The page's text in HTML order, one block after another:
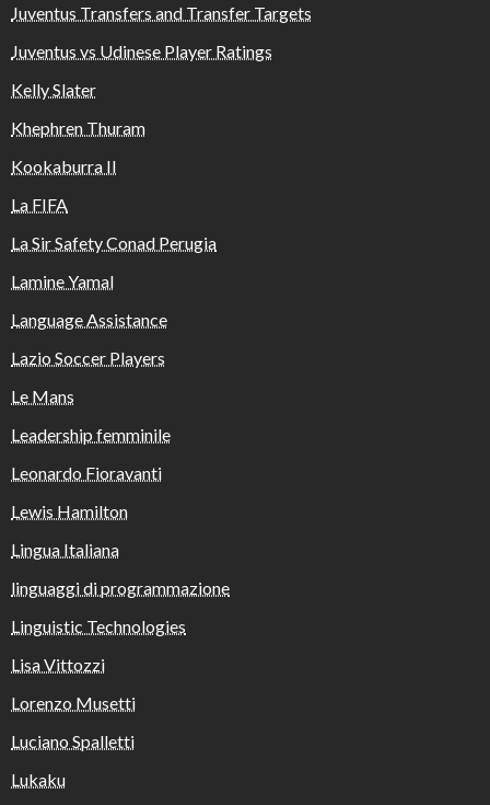
Juventus Transfers and Transfer Targets
Juventus vs Udinese Player Ratings
Kelly Slater
Khephren Thuram
Kookaburra II
La FIFA
La Sir Safety Conad Perugia
Lamine Yamal
Language Assistance
Lazio Soccer Players
Le Mans
Leadership femminile
Leonardo Fioravanti
Lewis Hamilton
Lingua Italiana
linguaggi di programmazione
Linguistic Technologies
Lisa Vittozzi
Lorenzo Musetti
Luciano Spalletti
Lukaku